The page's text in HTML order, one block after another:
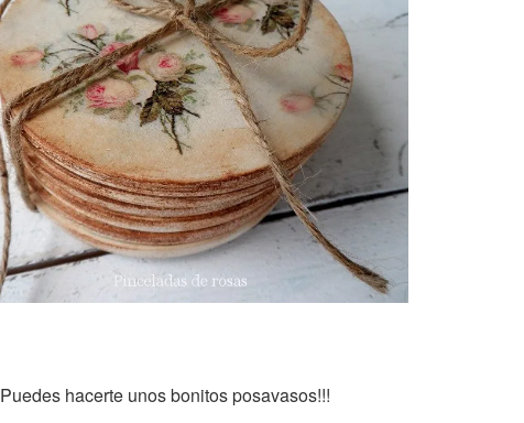
Puedes hacerte unos bonitos posavasos!!!